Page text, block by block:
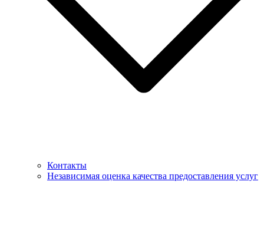
Контакты
Независимая оценка качества предоставления услуг